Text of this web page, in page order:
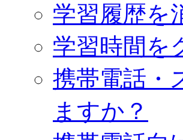
学習履歴を
学習時間を
携帯電話・
ますか？